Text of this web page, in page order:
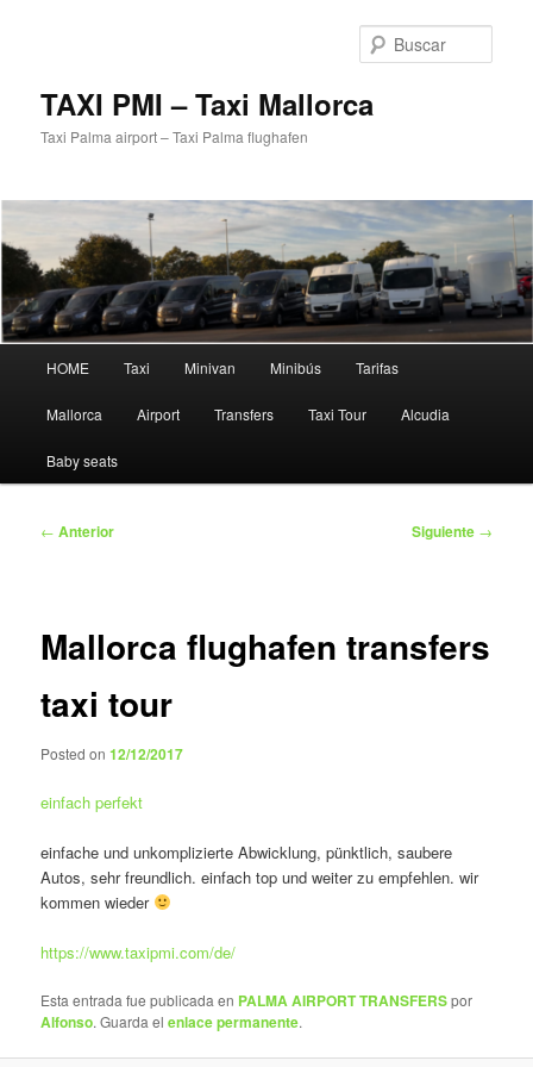
TAXI PMI – Taxi Mallorca
Taxi Palma airport – Taxi Palma flughafen
principal
HOME Taxi Minivan Minibús Tarifas
Mallorca Airport Transfers Taxi Tour Alcudia
Baby seats
Navegación
← Anterior Siguiente →
Mallorca flughafen transfers
taxi tour
Posted on12/12/2017
einfach perfekt
einfache und unkomplizierte Abwicklung, pünktlich, saubere
Autos, sehr freundlich. einfach top und weiter zu empfehlen. wir
kommen wieder
https://www.taxipmi.com/de/
Esta entrada fue publicada en PALMA AIRPORT TRANSFERSpor
Alfonso. Guarda elenlace permanente.